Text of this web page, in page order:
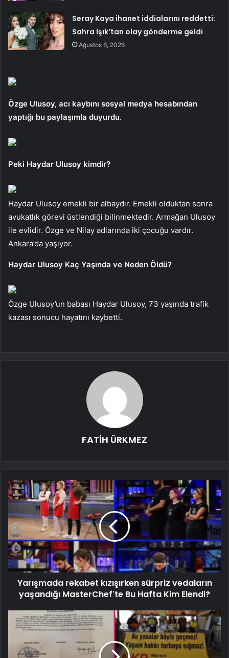
Seray Kaya ihanet iddialarını reddetti:
Sahra Işık’tan olay gönderme geldi
Ağustos 6, 2026
Özge Ulusoy, acı kaybını sosyal medya hesabından
yaptığı bu paylaşımla duyurdu.
Peki Haydar Ulusoy kimdir?
Haydar Ulusoy emekli bir albaydır. Emekli olduktan sonra
avukatlık görevi üstlendiği bilinmektedir. Armağan Ulusoy
ile evlidir. Özge ve Nilay adlarında iki çocuğu vardır.
Ankara’da yaşıyor.
Haydar Ulusoy Kaç Yaşında ve Neden Öldü?
Özge Ulusoy’un babası Haydar Ulusoy, 73 yaşında trafik
kazası sonucu hayatını kaybetti.
FATİH ÜRKMEZ
Yarışmada rekabet kızışırken sürpriz vedaların
yaşandığı MasterChef'te Bu Hafta Kim Elendi?